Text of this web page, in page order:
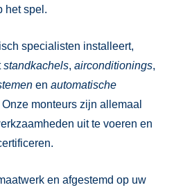
het spel.
specialisten installeert,
standkachels, airconditionings,
en automatische
Onze monteurs zijn allemaal
uit te voeren en
en afgestemd op uw